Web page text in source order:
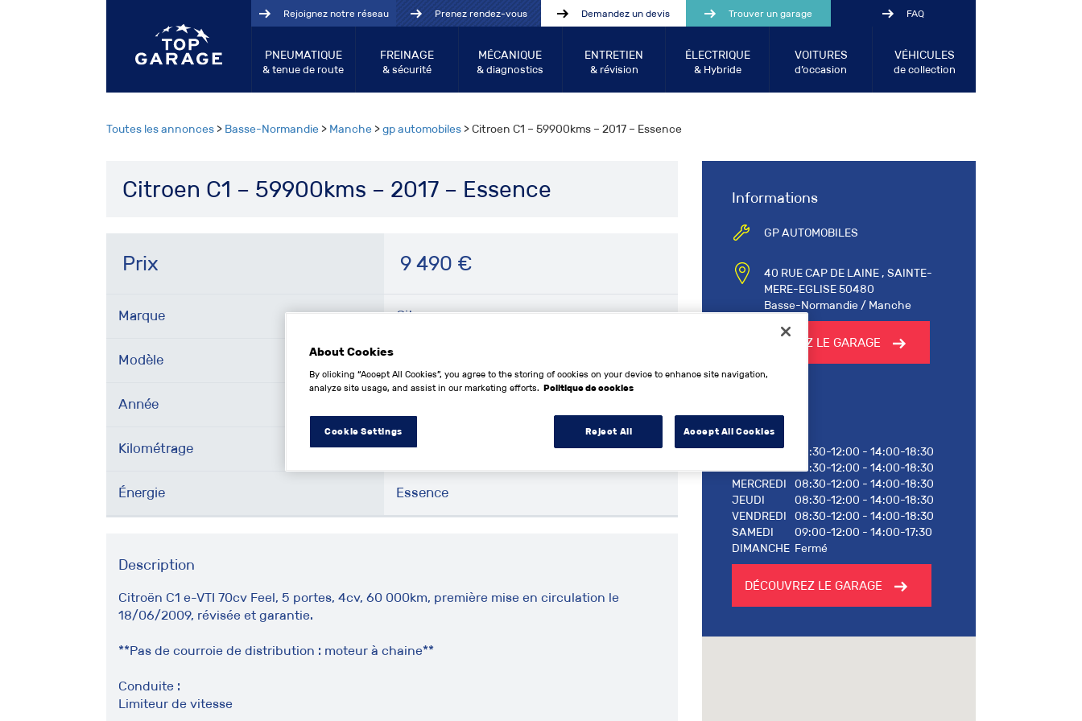
Rejoignez notre réseau Prenez rendez-vous Demandez un devis Trouver un garage FAQ
PNEUMATIQUE
& tenue de route
FREINAGE
& sécurité
MÉCANIQUE
& diagnostics
ENTRETIEN
& révision
ÉLECTRIQUE
& Hybride
VOITURES
d’occasion
VÉHICULES
de collection
Toutes les annonces > Basse-Normandie > Manche >gp automobiles > Citroen C1 – 59900kms – 2017 – Essence
Citroen C1 – 59900kms – 2017 – Essence
Prix 9 490 €
Marque Citroen
Modèle
Année
Kilométrage 59900 km
Énergie Essence
Description
Citroën C1 e-VTI 70cv Feel, 5 portes, 4cv, 60 000km, première mise en circulation le
18/06/2009, révisée et garantie.
**Pas de courroie de distribution : moteur à chaine**
Conduite :
Limiteur de vitesse
Informations
GP AUTOMOBILES
40 RUE CAP DE LAINE , SAINTE-
MERE-EGLISE 50480
Basse-Normandie / Manche
CONTACTEZ LE GARAGE
Horaires
LUNDI
08:30-12:00 - 14:00-18:30
08:30-12:00 - 14:00-18:30
MERCREDI
08:30-12:00 - 14:00-18:30
JEUDI
08:30-12:00 - 14:00-18:30
VENDREDI
08:30-12:00 - 14:00-18:30
SAMEDI
09:00-12:00 - 14:00-17:30
DIMANCHE Fermé
DÉCOUVREZ LE GARAGE
About Cookies
By clicking “Accept All Cookies”, you agree to the storing of cookies on your device to enhance site navigation,
analyze site usage, and assist in our marketing efforts. Politique de cookies
Cookie Settings Reject All Accept All Cookies